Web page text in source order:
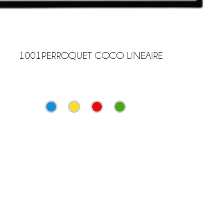
1001PERROQUET COCO LINEAIRE